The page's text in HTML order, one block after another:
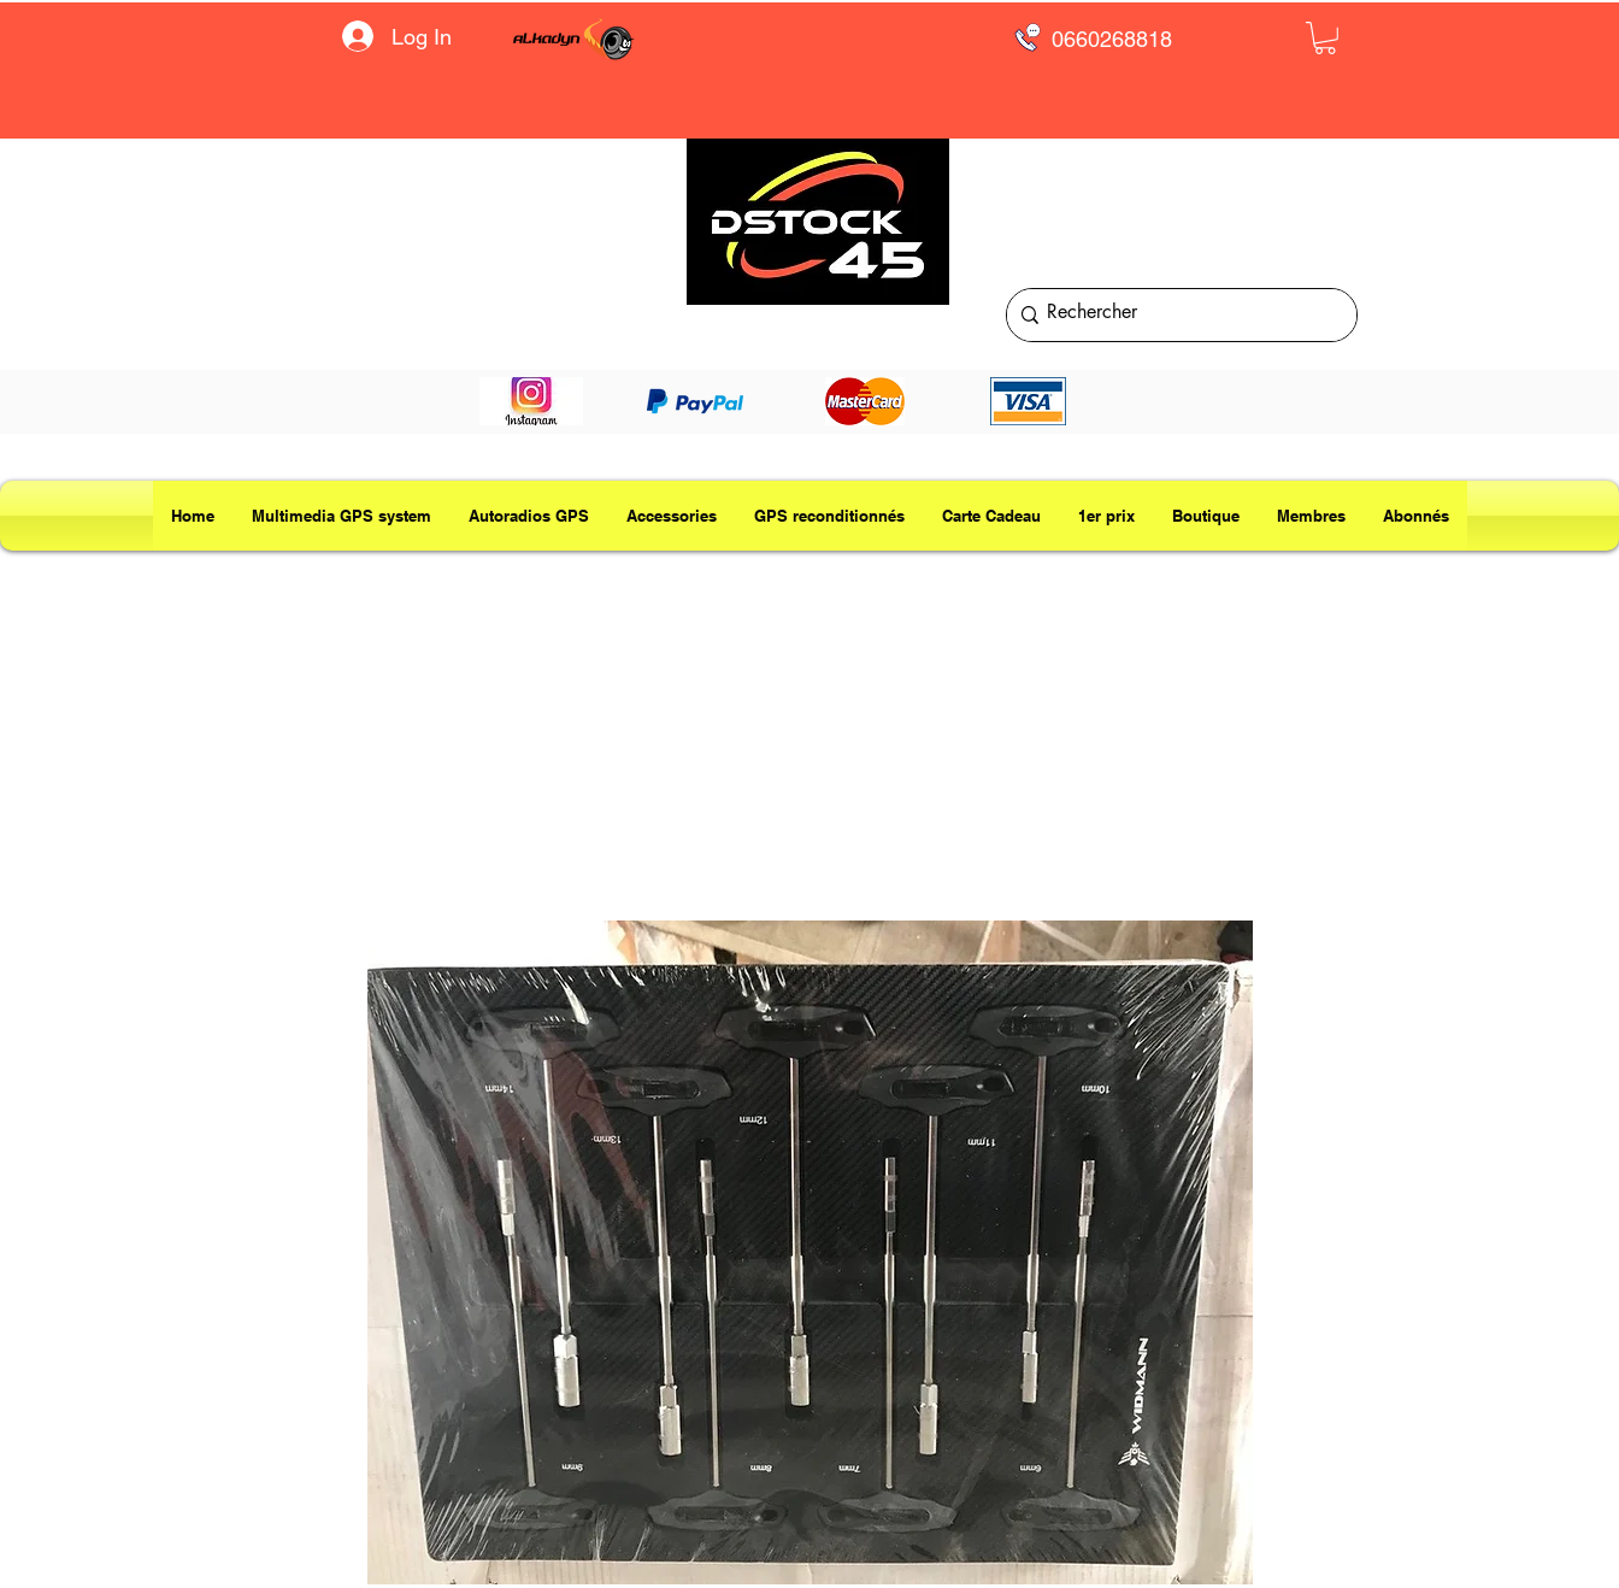
Log In 0660268818
Home Multimedia GPS system Autoradios GPS Accessories GPS reconditionnés Carte Cadeau 1er prix Boutique Membres Abonnés